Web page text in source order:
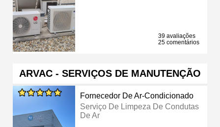
39 avaliações
25 comentários
ARVAC - SERVIÇOS DE MANUTENÇÃO
Fornecedor De Ar-Condicionado
Serviço De Limpeza De Condutas
De Ar